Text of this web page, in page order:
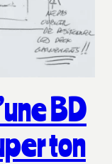
BD
ton